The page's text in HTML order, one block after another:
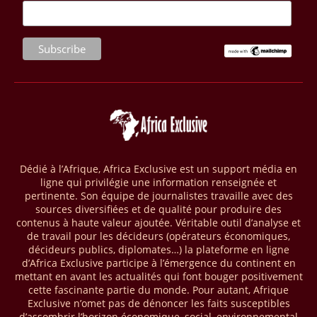
et créer 220 000 emplois au Cameroun, en République centrafricaine
28/03/26 AFRIQUE - MOBILE MONEY
Selon le rapport publié par l’Association mondiale des opérateurs de
par les comptes de mobile money en Afrique au cours de l'année
2025, en hausse d'environ 27 % par rapport à 2024. Le rapport intitulé
« The State of the Industry Report on Mobile Money 2026 » précise
mobile money réalisées à l’échelle mondiale, qui s’est établie à 2091
milliards USD (+23 % par rapport à 2024). L’Afrique a également
enregistré environ 74 % du nombre de transactions de Mobile money
répertoriées l’an passé dans le monde, avec environ 92 milliards de
transactions (+16 % par rapport à 2024) sur un total de 125 milliards
dans le monde.
28/03/26 AFRIQUE - ECONOMIE CREATIVE
Une rapport publié dernièrement par le Boston Consulting Group, et
intitulé « Africa Unleashed: Empowering Women in Creative Industries
Dédié à l’Afrique, Africa Exclusive est un support média en
ligne qui privilégie une information renseignée et
pertinente. Son équipe de journalistes travaille avec des
sources diversifiées et de qualité pour produire des
contenus à haute valeur ajoutée. Véritable outil d’analyse et
de travail pour les décideurs (opérateurs économiques,
décideurs publics, diplomates…) la plateforme en ligne
d’Africa Exclusive participe à l’émergence du continent en
mettant en avant les actualités qui font bouger positivement
cette fascinante partie du monde. Pour autant, Afrique
Exclusive n’omet pas de dénoncer les faits susceptibles